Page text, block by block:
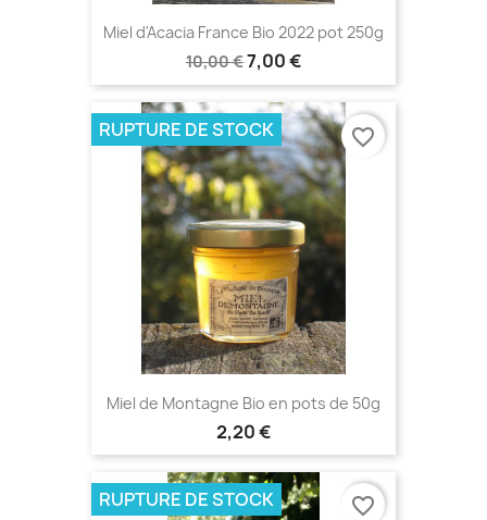
Miel d'Acacia France Bio 2022 pot 250g
10,00 €7,00 €
Miel de Montagne Bio en pots de 50g
2,20 €
RUPTURE DE STOCK favorite_border
RUPTURE DE STOCK favorite_border